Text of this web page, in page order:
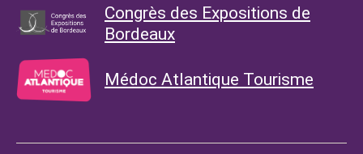
Congrès des Expositions de
Bordeaux
Médoc Atlantique Tourisme